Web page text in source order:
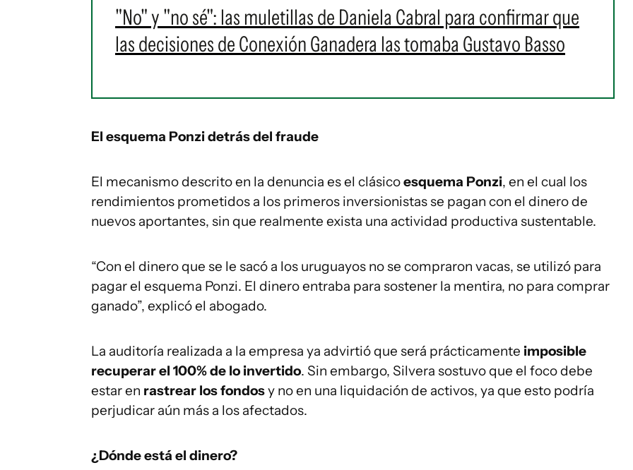
"No" y "no sé": las muletillas de Daniela Cabral para confirmar que
las decisiones de Conexión Ganadera las tomaba Gustavo Basso
El esquema Ponzi detrás del fraude
El mecanismo descrito en la denuncia es el clásicoesquema Ponzi, en el cual los
rendimientos prometidos a los primeros inversionistas se pagan con el dinero de
nuevos aportantes, sin que realmente exista una actividad productiva sustentable.
“Con el dinero que se le sacó a los uruguayos no se compraron vacas, se utilizó para
pagar el esquema Ponzi. El dinero entraba para sostener la mentira, no para comprar
ganado”, explicó el abogado.
La auditoría realizada a la empresa ya advirtió que será prácticamente imposible
recuperar el 100% de lo invertido. Sin embargo, Silvera sostuvo que el foco debe
estar en rastrear los fondosy no en una liquidación de activos, ya que esto podría
perjudicar aún más a los afectados.
¿Dónde está el dinero?